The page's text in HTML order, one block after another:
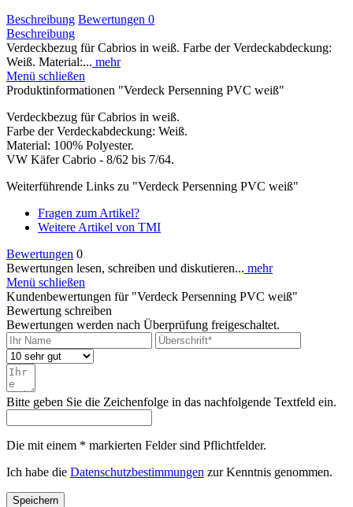
Beschreibung Bewertungen 0
Beschreibung
Verdeckbezug für Cabrios in weiß. Farbe der Verdeckabdeckung:
Weiß. Material:... mehr
Menü schließen
Produktinformationen "Verdeck Persenning PVC weiß"
Verdeckbezug für Cabrios in weiß.
Farbe der Verdeckabdeckung: Weiß.
Material: 100% Polyester.
VW Käfer Cabrio - 8/62 bis 7/64.
Weiterführende Links zu "Verdeck Persenning PVC weiß"
Fragen zum Artikel?
Weitere Artikel von TMI
Bewertungen 0
Bewertungen lesen, schreiben und diskutieren... mehr
Menü schließen
Kundenbewertungen für "Verdeck Persenning PVC weiß"
Bewertung schreiben
Bewertungen werden nach Überprüfung freigeschaltet.
Bitte geben Sie die Zeichenfolge in das nachfolgende Textfeld ein.
Die mit einem * markierten Felder sind Pflichtfelder.
Ich habe die Datenschutzbestimmungen zur Kenntnis genommen.
Speichern